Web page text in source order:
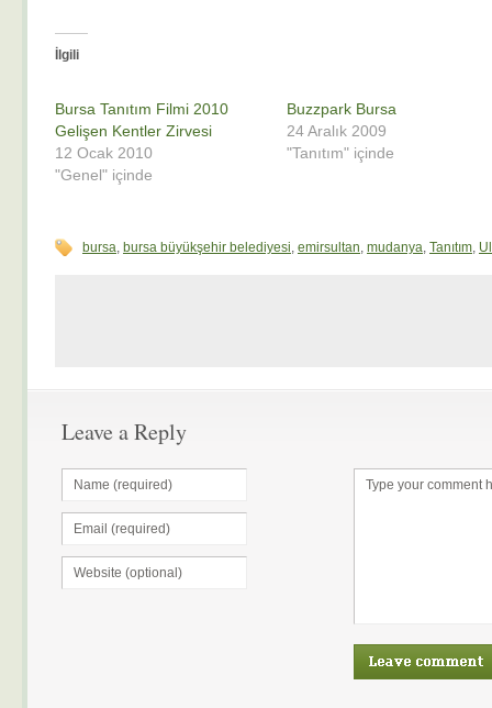
(Yeni
İlgili
Bursa Tanıtım Filmi 2010
Gelişen Kentler Zirvesi
12 Ocak 2010
"Genel" içinde
Buzzpark Bursa
24 Aralık 2009
"Tanıtım" içinde
bursa, bursa büyükşehir belediyesi, emirsultan, mudanya, Tanıtım,
Leave a Reply